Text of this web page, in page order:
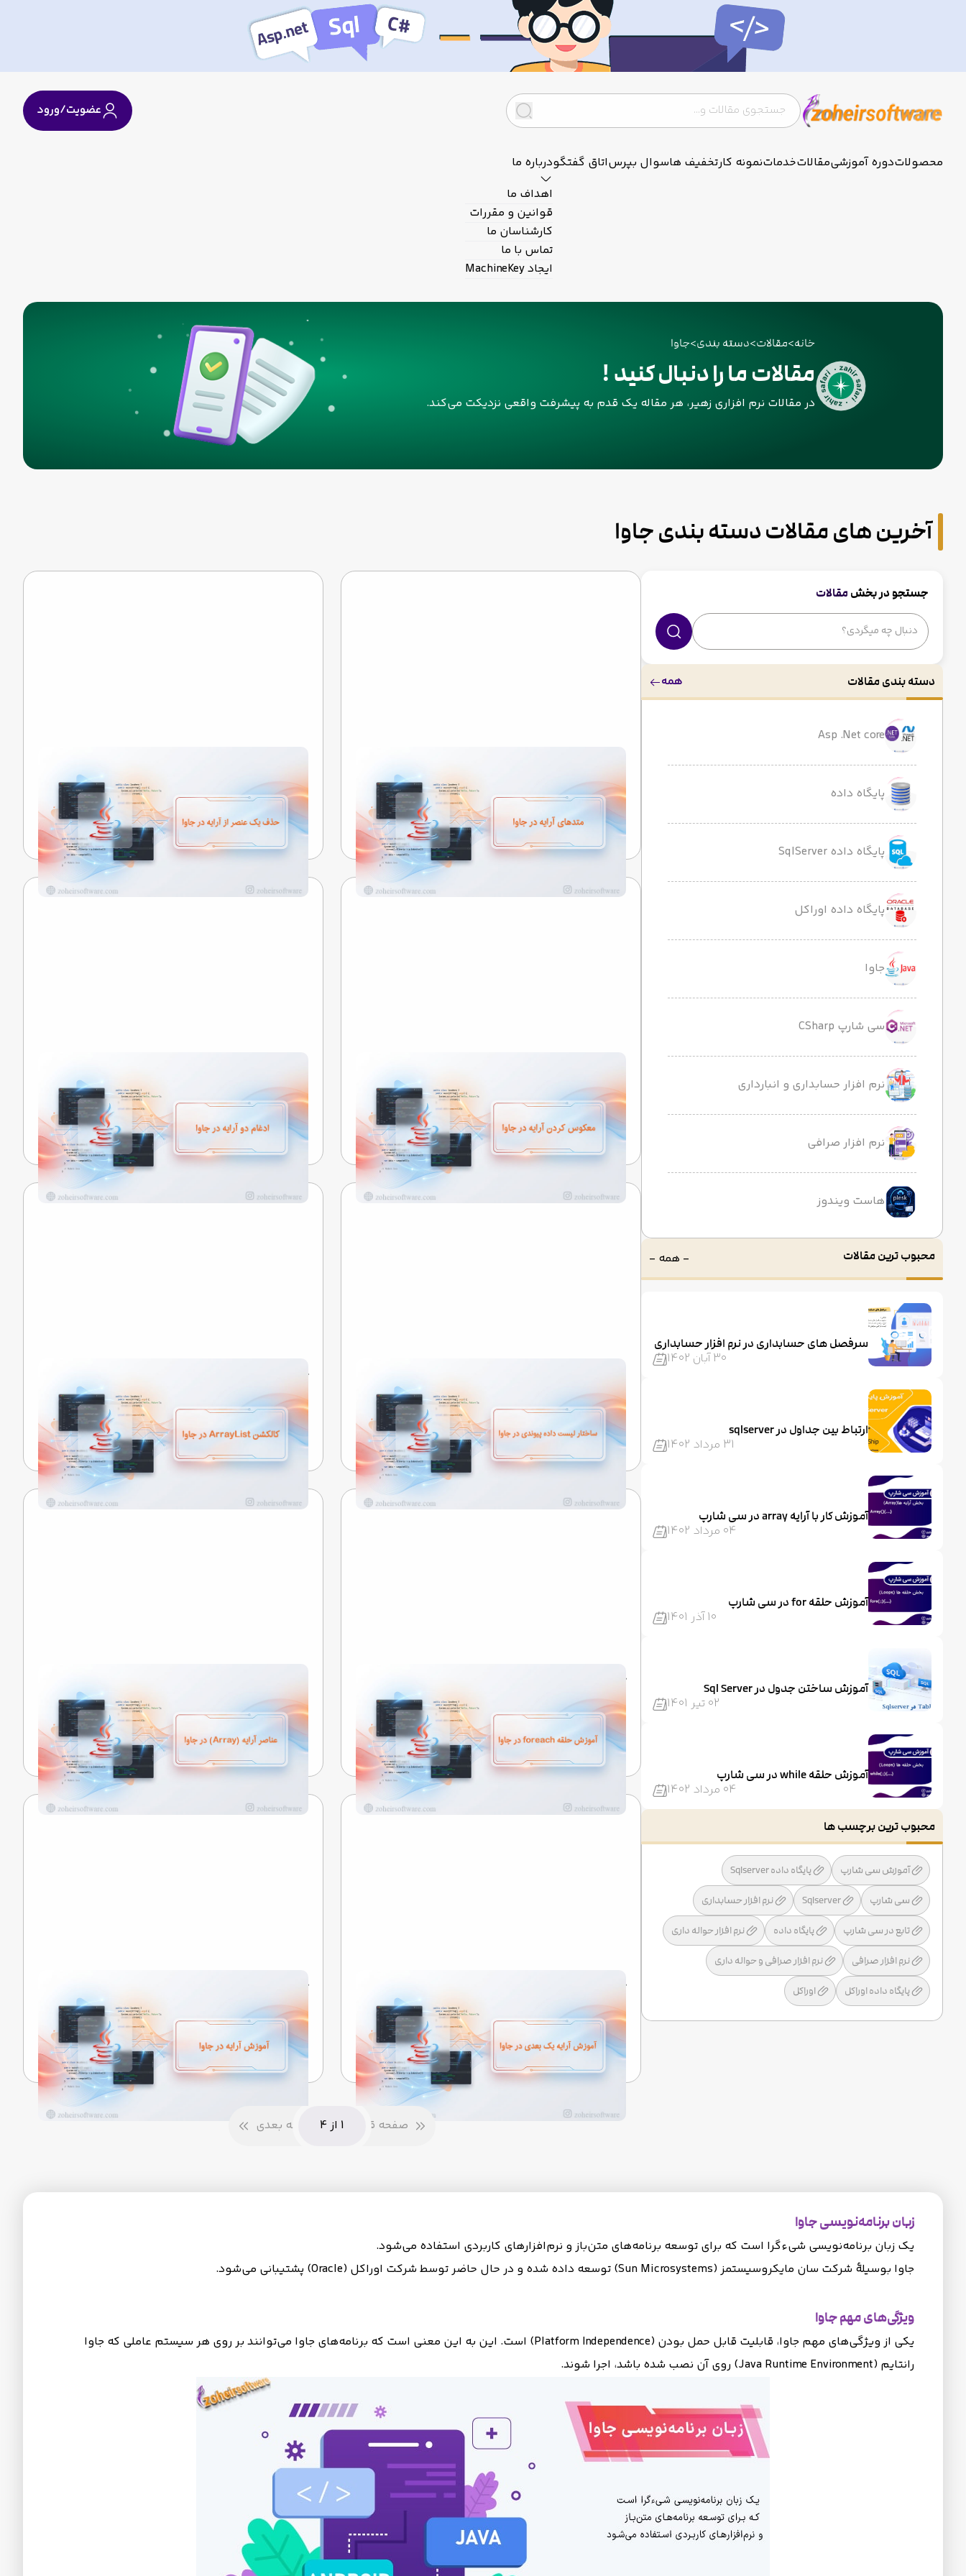
عضویت/ورود
محصولاتدوره آموزشیمقالاتخدماتنمونه کارتخفیف هاسوال بپرساتاق گفتگودرباره ما
اهداف ما
قوانین و مقررات
کارشناسان ما
تماس با ما
ایجاد MachineKey
خانه>مقالات>دسته بندی>جاوا
مقالات ما را دنبال کنید !
در مقالات نرم افزاری زهیر، هر مقاله یک قدم به پیشرفت واقعی نزدیکت می‌کند.
آخرین های مقالات دسته بندی جاوا
جستجو در بخش مقالات
دسته بندی مقالات همه
Asp .Net core
پایگاه داده
پایگاه داده SqlServer
پایگاه داده اوراکل
جاوا
سی شارپ CSharp
نرم افزار حسابداری و انبارداری
نرم افزار صرافی
هاست ویندوز
محبوب ترین مقالات - همه -
سرفصل های حسابداری در نرم افزار حسابداری
30 آبان 1402
ارتباط بین جداول در sqlserver
31 مرداد 1402
آموزش کار با آرایه array در سی شارپ
04 مرداد 1402
آموزش حلقه for در سی شارپ
10 آذر 1401
آموزش ساختن جدول در Sql Server
02 تیر 1401
آموزش حلقه while در سی شارپ
04 مرداد 1402
محبوب ترین برچسب ها
آموزش سی شارپ پایگاه داده Sqlserver
سی شارپ Sqlserver نرم افزار حسابداری
تابع در سی شارپ پایگاه داده نرم افزار حواله داری
نرم افزار صرافی نرم افزار صرافی و حواله داری
پایگاه داده اوراکل اوراکل
نگاهی به رازهایی که کلمات را به خاطره تبدیل می‌کنند... نگاهی به رازهایی که کلمات را به خاطره تبدیل می‌کنند...
نگاهی به رازهایی که کلمات را به خاطره تبدیل می‌کنند... نگاهی به رازهایی که کلمات را به خاطره تبدیل می‌کنند...
نگاهی به رازهایی که کلمات را به خاطره تبدیل می‌کنند... نگاهی به رازهایی که کلمات را به خاطره تبدیل می‌کنند...
نگاهی به رازهایی که کلمات را به خاطره تبدیل می‌کنند... نگاهی به رازهایی که کلمات را به خاطره تبدیل می‌کنند...
نگاهی به رازهایی که کلمات را به خاطره تبدیل می‌کنند... نگاهی به رازهایی که کلمات را به خاطره تبدیل می‌کنند...
صفحه قبلی 1 از 4 صفحه بعدی
زبان برنامه‌نویسی جاوا
یک زبان برنامه‌نویسی شیءگرا است که برای توسعه برنامه‌های متن‌باز و نرم‌افزارهای کاربردی استفاده می‌شود.
جاوا بوسیلهٔ شرکت سان مایکروسیستمز (Sun Microsystems) توسعه داده شده و در حال حاضر توسط شرکت اوراکل (Oracle) پشتیبانی می‌شود.
ویژگی‌های مهم جاوا
یکی از ویژگی‌های مهم جاوا، قابلیت قابل حمل بودن (Platform Independence) است. این به این معنی است که برنامه‌های جاوا می‌توانند بر روی هر سیستم عاملی که جاوا
رانتایم (Java Runtime Environment) روی آن نصب شده باشد، اجرا شوند.